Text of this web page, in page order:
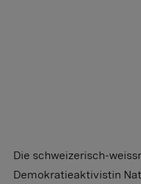
Die schweizerisch-
Demokratieaktivistin